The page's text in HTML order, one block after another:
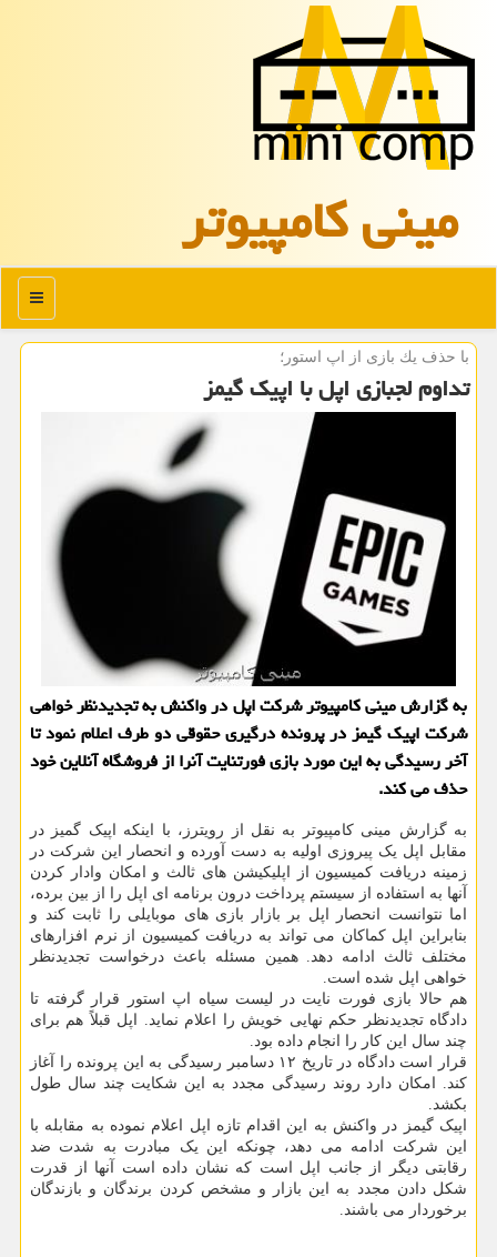
مینی كامپیوتر
منو
با حذف یك بازی از اپ استور؛
تداوم لجبازی اپل با اپیک گیمز
به گزارش مینی کامپیوتر شرکت اپل در واکنش به تجدیدنظر خواهی
شرکت اپیک گیمز در پرونده درگیری حقوقی دو طرف اعلام نمود تا
آخر رسیدگی به این مورد بازی فورتنایت آنرا از فروشگاه آنلاین خود
حذف می کند.
به گزارش مینی کامپیوتر به نقل از رویترز، با اینکه اپیک گمیز در
مقابل اپل یک پیروزی اولیه به دست آورده و انحصار این شرکت در
زمینه دریافت کمیسیون از اپلیکیشن های ثالث و امکان وادار کردن
آنها به استفاده از سیستم پرداخت درون برنامه ای اپل را از بین برده،
اما نتوانست انحصار اپل بر بازار بازی های موبایلی را ثابت کند و
بنابراین اپل کماکان می تواند به دریافت کمیسیون از نرم افزارهای
مختلف ثالث ادامه دهد. همین مسئله باعث درخواست تجدیدنظر
خواهی اپل شده است.
هم حالا بازی فورت نایت در لیست سیاه اپ استور قرار گرفته تا
دادگاه تجدیدنظر حکم نهایی خویش را اعلام نماید. اپل قبلاً هم برای
چند سال این کار را انجام داده بود.
قرار است دادگاه در تاریخ ۱۲ دسامبر رسیدگی به این پرونده را آغاز
کند. امکان دارد روند رسیدگی مجدد به این شکایت چند سال طول
بکشد.
اپیک گیمز در واکنش به این اقدام تازه اپل اعلام نموده به مقابله با
این شرکت ادامه می دهد، چونکه این یک مبادرت به شدت ضد
رقابتی دیگر از جانب اپل است که نشان داده است آنها از قدرت
شکل دادن مجدد به این بازار و مشخص کردن برندگان و بازندگان
برخوردار می باشند.